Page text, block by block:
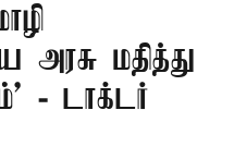
மதித்து
- டாக்டர்